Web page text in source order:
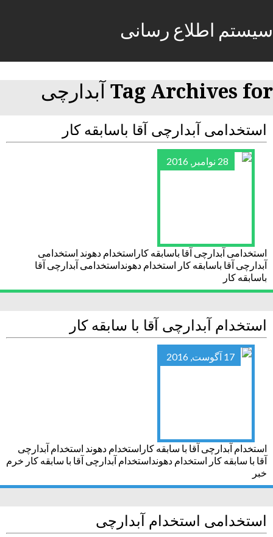
سیستم اطلاع رسانی
Tag Archives for آبدارچی
استخدامی آبدارچی آقا باسابقه کار
28 نوامبر, 2016
استخدامی آبدارچی آقا باسابقه کاراستخدام دهوند استخدامی
آبدارچی آقا باسابقه کار استخدام دهونداستخدامی آبدارچی آقا
باسابقه کار
استخدام آبدارچی آقا با سابقه کار
17 آگوست, 2016
استخدام آبدارچی آقا با سابقه کاراستخدام دهوند استخدام آبدارچی
آقا با سابقه کار استخدام دهونداستخدام آبدارچی آقا با سابقه کار خرم
خبر
استخدامی استخدام آبدارچی